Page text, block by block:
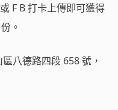
F B 打卡上傳即可獲得
。
八德路四段 658 號，